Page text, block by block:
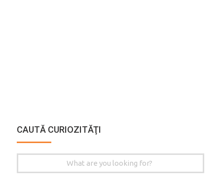
CAUTĂ CURIOZITĂŢI
for: